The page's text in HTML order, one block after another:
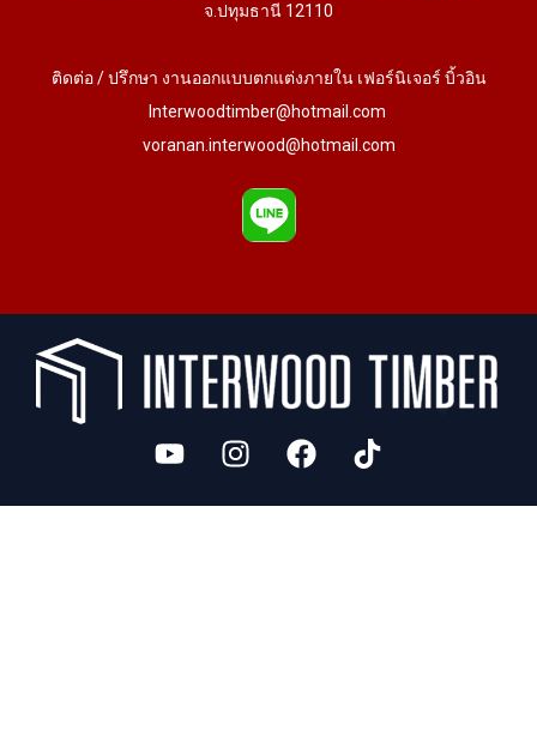
จ.ปทุมธานี 12110
ติดต่อ / ปรึกษา งานออกแบบตกแต่งภายใน เฟอร์นิเจอร์ บิ้วอิน
Interwoodtimber@hotmail.com
voranan.interwood@hotmail.com